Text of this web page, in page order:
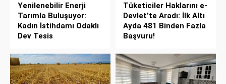
Yenilenebilir Enerji
Tarımla Buluşuyor:
Kadın İstihdamı Odaklı
Dev Tesis
Tüketiciler Haklarını e-
Devlet’te Aradı: İlk Altı
Ayda 481 Binden Fazla
Başvuru!